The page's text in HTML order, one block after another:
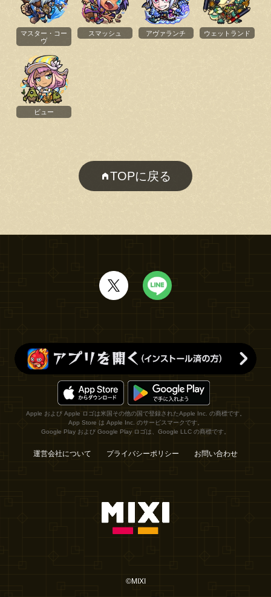
マスター・コー
ヴ
スマッシュ アヴァランチ ウェットランド
ビュー
TOPに戻る
Apple および Apple ロゴは米国その他の国で登録されたApple Inc. の商標です。
App Store は Apple Inc. のサービスマークです。
Google Play および Google Play ロゴは、Google LLC の商標です。
運営会社について プライバシーポリシー お問い合わせ
©MIXI